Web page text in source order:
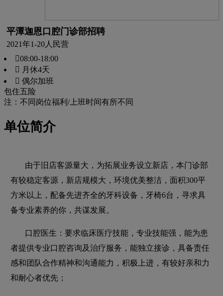
平潭迦恩口腔门诊部招聘
2021年1-20人 民营
08:00-18:00
 月休4天
 偶尔加班
包住五险
注：不同岗位福利/上班时间有所不同
单位简介
由于旧店客源量大，为拓展业务设立新店，本门诊部
有较稳定客源，新店规模大，环境优美整洁，面积300平
方米以上，配备先进齐全的牙科设备，牙椅6台，寻求具
备专业素养的你，共谋发展。
口腔医生：要求临床医疗技能，专业技能强，能为患
者提供专业口腔咨询及治疗服务，能独立接诊，具备责任
感和团队合作精神和沟通能力，积极上进，有较好亲和力
和耐心者优先；